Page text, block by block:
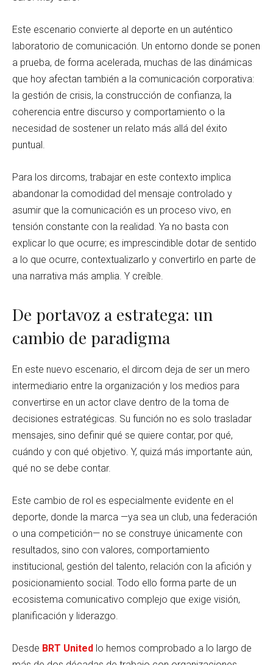
Este escenario convierte al deporte en un auténtico
laboratorio de comunicación. Un entorno donde se ponen
a prueba, de forma acelerada, muchas de las dinámicas
que hoy afectan también a la comunicación corporativa:
la gestión de crisis, la construcción de confianza, la
coherencia entre discurso y comportamiento o la
necesidad de sostener un relato más allá del éxito
puntual.
Para los dircoms, trabajar en este contexto implica
abandonar la comodidad del mensaje controlado y
asumir que la comunicación es un proceso vivo, en
tensión constante con la realidad. Ya no basta con
explicar lo que ocurre; es imprescindible dotar de sentido
a lo que ocurre, contextualizarlo y convertirlo en parte de
una narrativa más amplia. Y creíble.
De portavoz a estratega: un
cambio de paradigma
En este nuevo escenario, el dircom deja de ser un mero
intermediario entre la organización y los medios para
convertirse en un actor clave dentro de la toma de
decisiones estratégicas. Su función no es solo trasladar
mensajes, sino definir qué se quiere contar, por qué,
cuándo y con qué objetivo. Y, quizá más importante aún,
qué no se debe contar.
Este cambio de rol es especialmente evidente en el
deporte, donde la marca —ya sea un club, una federación
o una competición— no se construye únicamente con
resultados, sino con valores, comportamiento
institucional, gestión del talento, relación con la afición y
posicionamiento social. Todo ello forma parte de un
ecosistema comunicativo complejo que exige visión,
planificación y liderazgo.
Desde BRT United lo hemos comprobado a lo largo de